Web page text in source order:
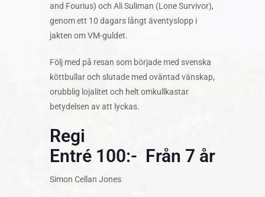
and Fourius) och Ali Suliman (Lone Survivor),
genom ett 10 dagars långt äventyslopp i
jakten om VM-guldet.
Följ med på resan som började med svenska
köttbullar och slutade med oväntad vänskap,
orubblig lojalitet och helt omkullkastar
betydelsen av att lyckas.
Regi
Entré 100:- Från 7 år
Simon Cellan Jones